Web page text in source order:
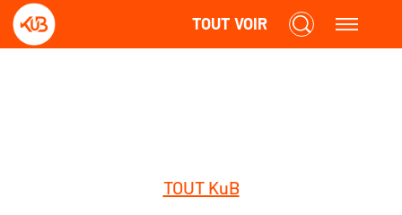
TOUT VOIR
TOUT KuB